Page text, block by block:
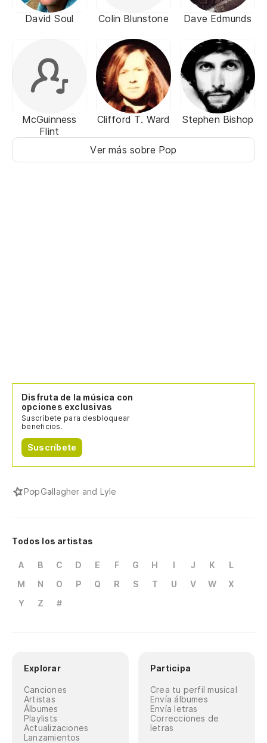
David Soul Colin Blunstone Dave Edmunds
McGuinness
Flint
Clifford T. Ward Stephen Bishop
Ver más sobre Pop
Disfruta de la música con
opciones exclusivas
Suscríbete para desbloquear
beneficios.
Suscríbete
PopGallagher and Lyle
Todos los artistas
A B C D E F G H I J K
L
M
N O P Q R S T U V W
X
Y
Z #
Explorar
Canciones
Artistas
Álbumes
Playlists
Actualizaciones
Lanzamientos
Participa
Crea tu perfil musical
Envía álbumes
Envía letras
Correcciones de
letras